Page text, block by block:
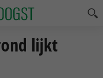
lijkt